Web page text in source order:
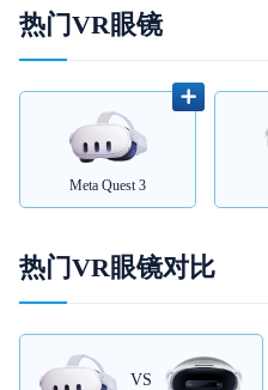
热门VR眼镜
Meta Quest 3
热门VR眼镜对比
VS